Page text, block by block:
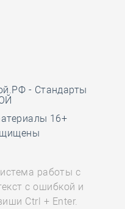
- Стандарты
16+
работы с
с ошибкой и
Ctrl + Enter.